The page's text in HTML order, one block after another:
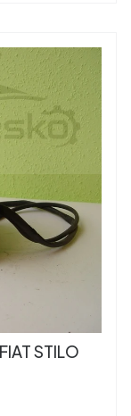
STILO